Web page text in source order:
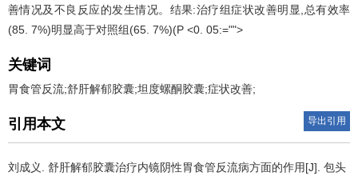
善情况及不良反应的发生情况。结果:治疗组症状改善明显,总有效率
(85. 7%)明显高于对照组(65. 7%)(P <0. 05:="">
关键词
胃食管反流;舒肝解郁胶囊;坦度螺酮胶囊;症状改善;
引用本文 导出引用
刘成义. 舒肝解郁胶囊治疗内镜阴性胃食管反流病方面的作用[J]. 包头